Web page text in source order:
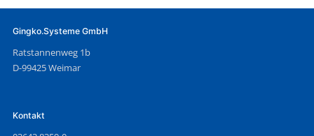
Gingko.Systeme GmbH
Ratstannenweg 1b
D-99425 Weimar
Kontakt